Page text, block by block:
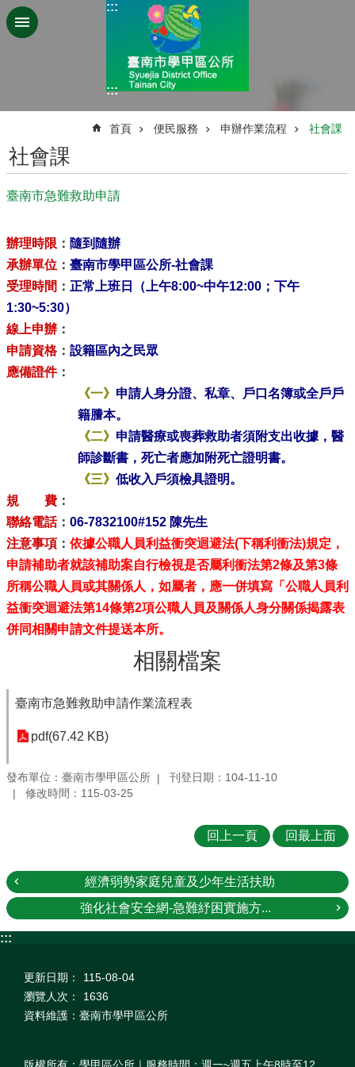
跳到主要內容區塊
:::
:::
首頁 便民服務 申辦作業流程 社會課
社會課
臺南市急難救助申請
辦理時限 ： 隨到隨辦
承辦單位 ： 臺南市學甲區公所-社會課
受理時間 ： 正常上班日（上午8:00~中午12:00；下午
1:30~5:30）
線上申辦 ：
申請資格： 設籍區內之民眾
應備證件：
《一》 申請人身分證、私章、戶口名簿或全戶戶
籍謄本。
《二》 申請醫療或喪葬救助者須附支出收據，醫
師診斷書，死亡者應加附死亡證明書。
《三》 低收入戶須檢具證明。
規 費 ：
聯絡電話： 06-7832100#152 陳先生
注意事項 ： 依據公職人員利益衝突迴避法(下稱利衝法)規定，
申請補助者就該補助案自行檢視是否屬利衝法第2條及第3條
所稱公職人員或其關係人，如屬者，應一併填寫「公職人員利
益衝突迴避法第14條第2項公職人員及關係人身分關係揭露表
併同相關申請文件提送本所。
相關檔案
臺南市急難救助申請作業流程表
pdf(67.42 KB)
發布單位：臺南市學甲區公所
刊登日期：104-11-10
修改時間：115-03-25
回上一頁 回最上面
經濟弱勢家庭兒童及少年生活扶助
強化社會安全網-急難紓困實施方...
:::
更新日期：
115-08-04
瀏覽人次：
1636
資料維護：臺南市學甲區公所